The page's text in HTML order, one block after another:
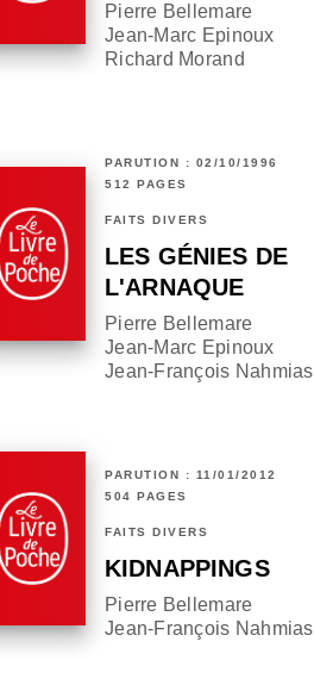
Pierre Bellemare
Jean-Marc Epinoux
Richard Morand
PARUTION : 02/10/1996
512 PAGES
FAITS DIVERS
LES GÉNIES DE
L'ARNAQUE
Pierre Bellemare
Jean-Marc Epinoux
Jean-François Nahmias
PARUTION : 11/01/2012
504 PAGES
FAITS DIVERS
KIDNAPPINGS
Pierre Bellemare
Jean-François Nahmias